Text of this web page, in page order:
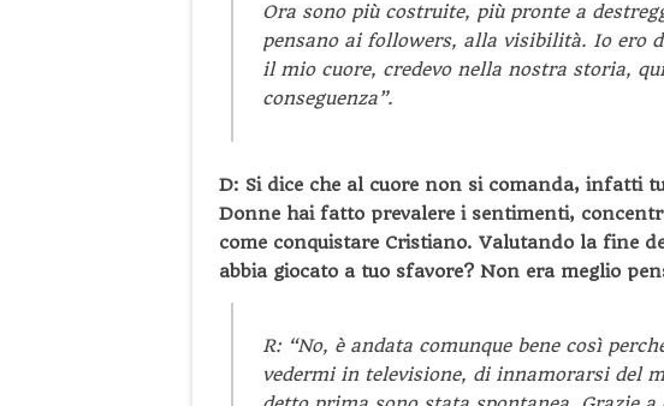
Ora sono più costruite, più pronte a
pensano ai followers, alla visibilità. Io ero
il mio cuore, credevo nella nostra storia,
conseguenza”.
D: Si dice che al cuore non si comanda, infatti
Donne hai fatto prevalere i sentimenti,
come conquistare Cristiano. Valutando la fine
abbia giocato a tuo sfavore? Non era meglio
R: “No, è andata comunque bene così
vedermi in televisione, di innamorarsi del